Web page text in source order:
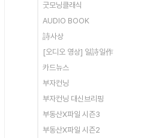
굿모닝클래식
AUDIO BOOK
詩사상
[오디오 영상] 일詩일作
카드뉴스
부자컨닝
부자컨닝 대신브리핑
부동산X파일 시즌3
부동산X파일 시즌2